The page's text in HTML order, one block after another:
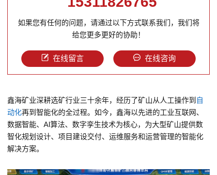
如果您有任何的问题，请通过以下方式联系我们，我们将
给您更多更好的协助！
在线留言 在线咨询
鑫海矿业深耕选矿行业三十余年，经历了矿山从人工操作到 自
动化再到智能化的全过程。如今，鑫海以先进的工业互联网、
数据智能、AI算法、数字孪生技术为核心，为大型矿山提供数
智化规划设计、项目建设交付、运维服务和运营管理的智能化
解决方案。